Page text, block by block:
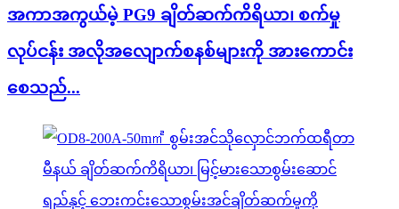
အကာအကွယ်မဲ့ PG9 ချိတ်ဆက်ကိရိယာ၊ စက်မှု
လုပ်ငန်း အလိုအလျောက်စနစ်များကို အားကောင်း
စေသည်...